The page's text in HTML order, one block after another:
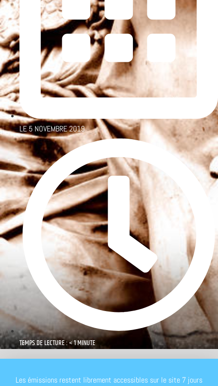
LE 5 NOVEMBRE 2019
TEMPS DE LECTURE : < 1 MINUTE
Les émissions restent librement accessibles sur le site 7 jours